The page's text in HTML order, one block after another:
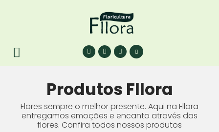
Produtos Fllora
Flores sempre o melhor presente. Aqui na Fllora
entregamos emoções e encanto através das
flores. Confira todos nossos produtos